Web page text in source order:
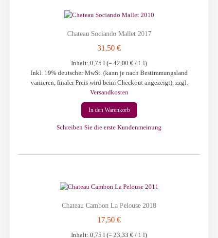
Chateau Sociando Mallet 2017
31,50 €
Inhalt: 0,75 l (= 42,00 € / 1 l)
Inkl. 19% deutscher MwSt. (kann je nach Bestimmungsland
variieren, finaler Preis wird beim Checkout angezeigt), zzgl.
Versandkosten
In den Warenkorb
Schreiben Sie die erste Kundenmeinung
Chateau Cambon La Pelouse 2018
17,50 €
Inhalt: 0,75 l (= 23,33 € / 1 l)